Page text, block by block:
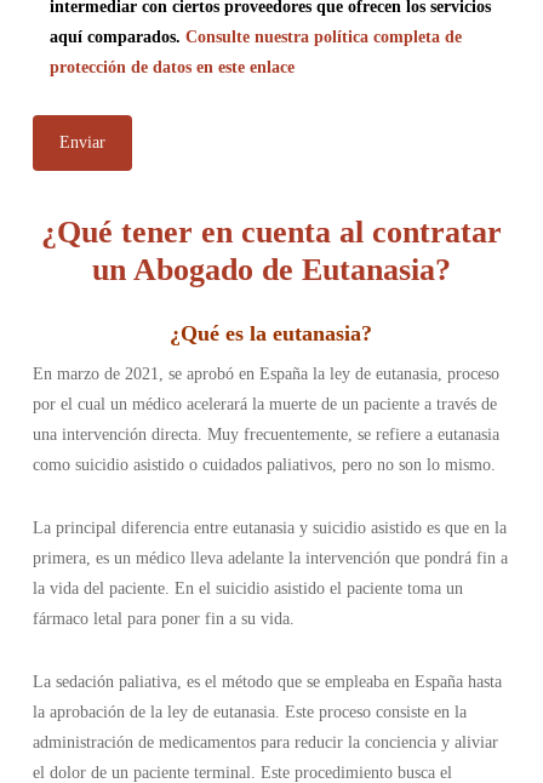
intermediar con ciertos proveedores que ofrecen los servicios
aquí comparados. Consulte nuestra política completa de
protección de datos en este enlace
¿Qué tener en cuenta al contratar
un Abogado de Eutanasia?
¿Qué es la eutanasia?
En marzo de 2021, se aprobó en España la ley de eutanasia, proceso
por el cual un médico acelerará la muerte de un paciente a través de
una intervención directa. Muy frecuentemente, se refiere a eutanasia
como suicidio asistido o cuidados paliativos, pero no son lo mismo.
La principal diferencia entre eutanasia y suicidio asistido es que en la
primera, es un médico lleva adelante la intervención que pondrá fin a
la vida del paciente. En el suicidio asistido el paciente toma un
fármaco letal para poner fin a su vida.
La sedación paliativa, es el método que se empleaba en España hasta
la aprobación de la ley de eutanasia. Este proceso consiste en la
administración de medicamentos para reducir la conciencia y aliviar
el dolor de un paciente terminal. Este procedimiento busca el